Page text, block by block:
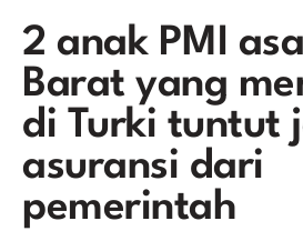
2 anak PMI
Barat yang
di Turki tuntut
asuransi dari
pemerintah